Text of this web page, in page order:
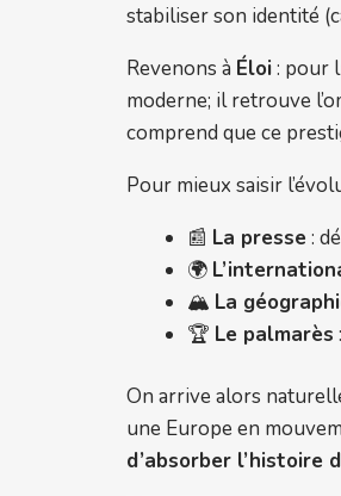
stabiliser son identité
Revenons à Éloi: pour
moderne; il retrouve
comprend que ce
Pour mieux saisir
📰 La presse :
🌍
🏔️ La
🏆 Le palmarès
On arrive alors
une Europe en
d’absorber l’histoire